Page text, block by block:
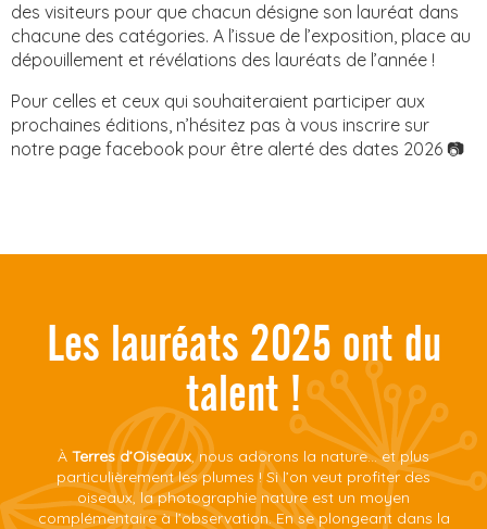
des visiteurs pour que chacun désigne son lauréat dans
chacune des catégories. A l’issue de l’exposition, place au
dépouillement et révélations des lauréats de l’année !
Pour celles et ceux qui souhaiteraient participer aux
prochaines éditions, n’hésitez pas à vous inscrire sur
notre page facebook pour être alerté des dates 2026 📷
Les lauréats 2025 ont du
talent !
À Terres d’Oiseaux, nous adorons la nature… et plus
particulièrement les plumes ! Si l’on veut profiter des
oiseaux, la photographie nature est un moyen
complémentaire à l’observation. En se plongeant dans la